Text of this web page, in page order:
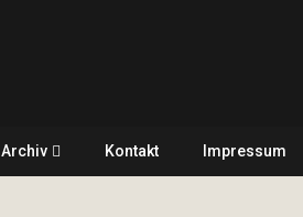
Archiv Kontakt Impressum